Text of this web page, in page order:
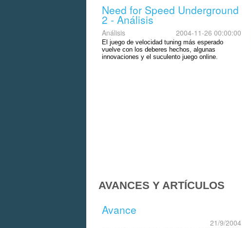
Need for Speed Underground
2 - Análisis
Análisis 2004-11-26 00:00:00
El juego de velocidad tuning más esperado
vuelve con los deberes hechos, algunas
innovaciones y el suculento juego online.
AVANCES Y ARTÍCULOS
Avance
21/9/2004